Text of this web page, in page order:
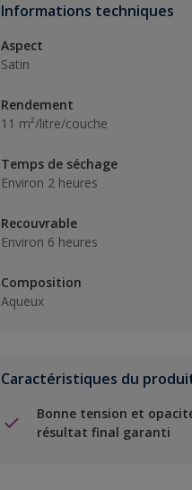
Informations techniques
Aspect
Satin
Rendement
11 m²/litre/couche
Temps de séchage
Environ 2 heures
Recouvrable
Environ 6 heures
Composition
Aqueux
Caractéristiques du
Bonne tension et
résultat final garanti